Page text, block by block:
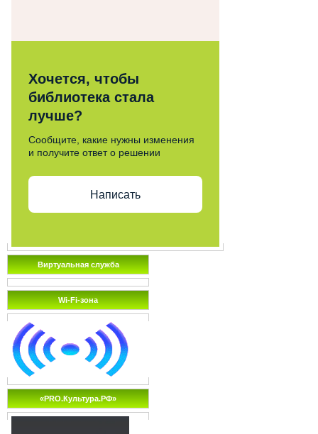
Хочется, чтобы
библиотека стала
лучше?
Сообщите, какие нужны изменения
и получите ответ о решении
Написать
Виртуальная служба
Wi-Fi-зона
«PRO.Культура.РФ»